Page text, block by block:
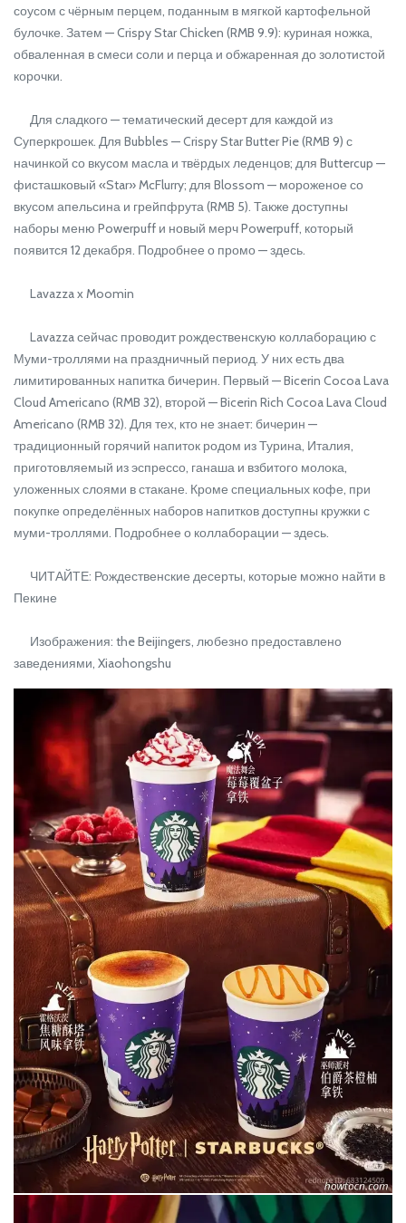
соусом с чёрным перцем, поданным в мягкой картофельной
булочке. Затем — Crispy Star Chicken (RMB 9.9): куриная ножка,
обваленная в смеси соли и перца и обжаренная до золотистой
корочки.
Для сладкого — тематический десерт для каждой из
Суперкрошек. Для Bubbles — Crispy Star Butter Pie (RMB 9) с
начинкой со вкусом масла и твёрдых леденцов; для Buttercup —
фисташковый «Star» McFlurry; для Blossom — мороженое со
вкусом апельсина и грейпфрута (RMB 5). Также доступны
наборы меню Powerpuff и новый мерч Powerpuff, который
появится 12 декабря. Подробнее о промо — здесь.
Lavazza x Moomin
Lavazza сейчас проводит рождественскую коллаборацию с
Муми-троллями на праздничный период. У них есть два
лимитированных напитка бичерин. Первый — Bicerin Cocoa Lava
Cloud Americano (RMB 32), второй — Bicerin Rich Cocoa Lava Cloud
Americano (RMB 32). Для тех, кто не знает: бичерин —
традиционный горячий напиток родом из Турина, Италия,
приготовляемый из эспрессо, ганаша и взбитого молока,
уложенных слоями в стакане. Кроме специальных кофе, при
покупке определённых наборов напитков доступны кружки с
муми-троллями. Подробнее о коллаборации — здесь.
ЧИТАЙТЕ: Рождественские десерты, которые можно найти в
Пекине
Изображения: the Beijingers, любезно предоставлено
заведениями, Xiaohongshu